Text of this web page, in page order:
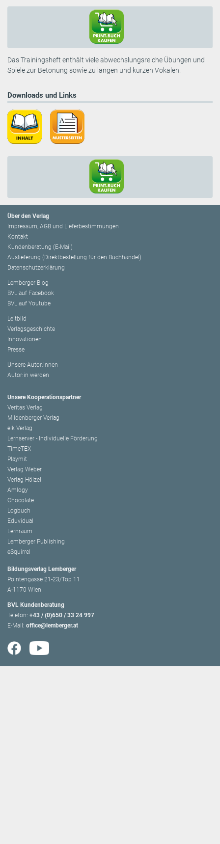
Das Trainingsheft enthält viele abwechslungsreiche Übungen und
Spiele zur Betonung sowie zu langen und kurzen Vokalen.
Downloads und Links
Über den Verlag
Impressum, AGB und Lieferbestimmungen
Kontakt
Kundenberatung (E-Mail)
Auslieferung (Direktbestellung für den Buchhandel)
Datenschutzerklärung
Lemberger Blog
BVL auf Facebook
BVL auf Youtube
Leitbild
Verlagsgeschichte
Innovationen
Presse
Unsere Autor:innen
Autor:in werden
Unsere Kooperationspartner
Veritas Verlag
Mildenberger Verlag
elk Verlag
Lernserver - Individuelle Förderung
TimeTEX
Playmit
Verlag Weber
Verlag Hölzel
Amlogy
Chocolate
Logbuch
Eduvidual
Lernraum
Lemberger Publishing
eSquirrel
Bildungsverlag Lemberger
Pointengasse 21-23/Top 11
A-1170 Wien
BVL Kundenberatung
Telefon: +43 / (0)650 / 33 24 997
E-Mail: office@lemberger.at